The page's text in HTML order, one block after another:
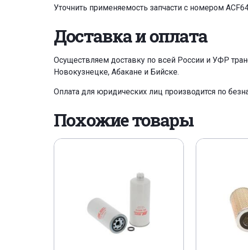
Уточнить применяемость запчасти с номером
Доставка и оплата
Осуществляем доставку по всей России и УФР
Новокузнецке, Абакане и Бийске.
Оплата для юридических лиц производится по
Похожие товары